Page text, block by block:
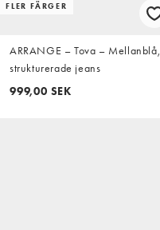
FLER FÄRGER
ARRANGE – Tova – Mellanblå,
strukturerade jeans
999,00 SEK